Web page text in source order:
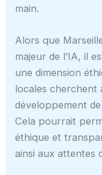
main.
Alors que
majeur de l’IA, il
une dimension
locales cherchent
développement
Cela pourrait
éthique et
ainsi aux attentes